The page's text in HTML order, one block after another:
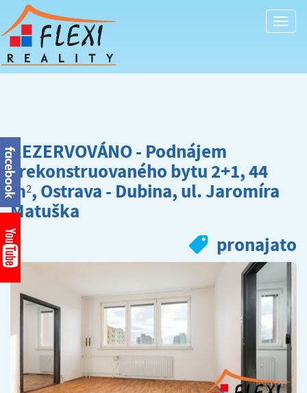
REZERVOVÁNO - Podnájem
zrekonstruovaného bytu 2+1, 44
m², Ostrava - Dubina, ul. Jaromíra
Matuška
pronajato